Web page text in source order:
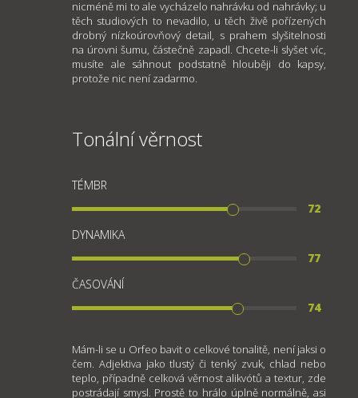
nicméně mi to ale vycházelo nahrávku od nahrávky; u
těch studiových to nevadilo, u těch živě pořízených
drobný nízkoúrovňový detail, s prahem slyšitelnosti
na úrovni šumu, částečně zapadl. Chcete-li slyšet víc,
musíte ale sáhnout podstatně hlouběji do kapsy,
protože nic není zadarmo.
Tonální věrnost
TÉMBR
72
DYNAMIKA
77
ČASOVÁNÍ
74
Mám-li se u Orfeo bavit o celkové tonalitě, není jaksi o
čem. Adjektiva jako tlustý či tenký zvuk, chlad nebo
teplo, případně celková věrnost alikvótů a textur, zde
postrádají smysl. Prostě to hrálo úplně normálně, asi